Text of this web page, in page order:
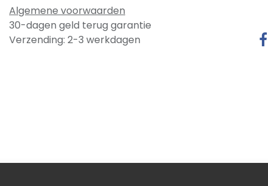
Algemene voorwaarden
30-dagen geld terug garantie
Verzending: 2-3 werkdagen